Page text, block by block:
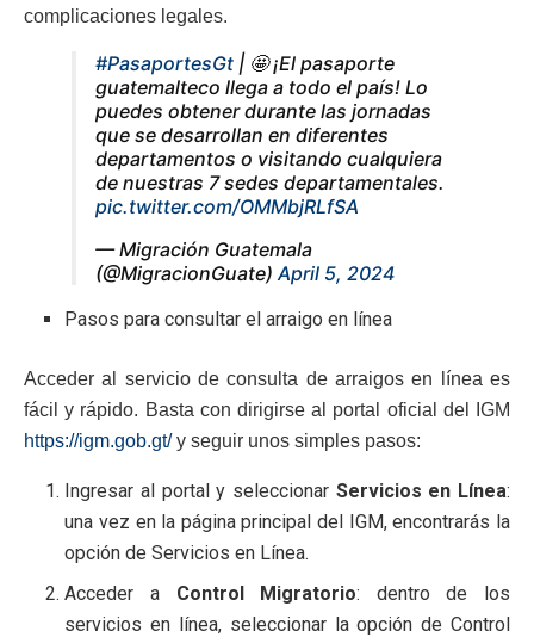
complicaciones legales.
#PasaportesGt | 🤩 ¡El pasaporte
guatemalteco llega a todo el país! Lo
puedes obtener durante las jornadas
que se desarrollan en diferentes
departamentos o visitando cualquiera
de nuestras 7 sedes departamentales.
pic.twitter.com/OMMbjRLfSA
— Migración Guatemala
(@MigracionGuate) April 5, 2024
Pasos para consultar el arraigo en línea
Acceder al servicio de consulta de arraigos en línea es
fácil y rápido. Basta con dirigirse al portal oficial del IGM
https://igm.gob.gt/y seguir unos simples pasos:
Ingresar al portal y seleccionar Servicios en Línea:
una vez en la página principal del IGM, encontrarás la
opción de Servicios en Línea.
Acceder a Control Migratorio: dentro de los
servicios en línea, seleccionar la opción de Control